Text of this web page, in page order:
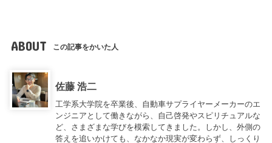
ABOUT この記事をかいた人
佐藤 浩二
工学系大学院を卒業後、自動車サプライヤーメーカーのエ
ンジニアとして働きながら、自己啓発やスピリチュアルな
ど、さまざまな学びを模索してきました。しかし、外側の
答えを追いかけても、なかなか現実が変わらず、しっくり